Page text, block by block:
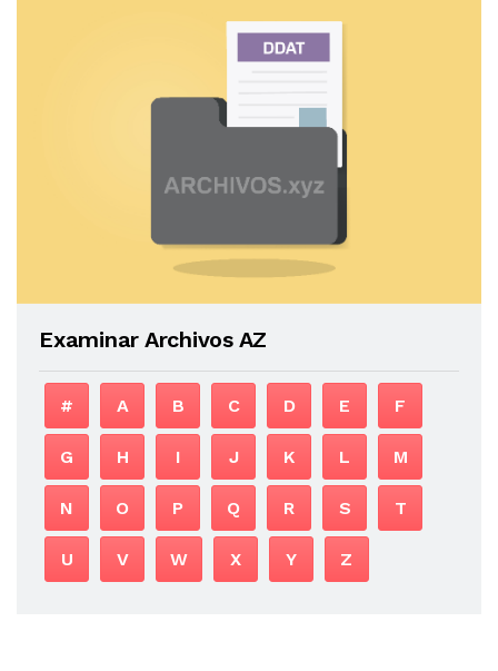
Examinar Archivos AZ
# A B C D E F
G H I J K L M
N O P Q R S T
U V W X Y Z